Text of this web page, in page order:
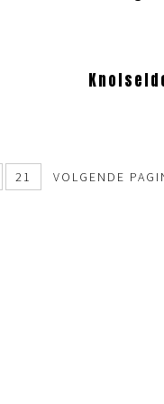
21 VOLGENDE